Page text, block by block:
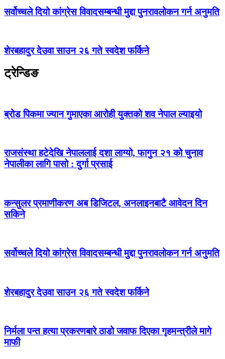
सर्वोच्चले दियो कांग्रेस विवादसम्बन्धी मुद्दा पुनरावलोकन गर्न अनुमति
शेरबहादुर देउवा साउन २६ गते स्वदेश फर्किने
ट्रेन्डिङ
ब्रोड पिकमा ज्यान गुमाएका आरोही युक्तको शव नेपाल ल्याइयो
राजसंस्था हटेदेखि नेपाललाई दशा लाग्यो, फागुन २१ को चुनाव
नेपालीका लागि पासो : दुर्गा प्रसाई
कन्सुलर प्रमाणीकरण अब डिजिटल, अनलाइनबाटै आवेदन दिन
सकिने
सर्वोच्चले दियो कांग्रेस विवादसम्बन्धी मुद्दा पुनरावलोकन गर्न अनुमति
शेरबहादुर देउवा साउन २६ गते स्वदेश फर्किने
निर्मला पन्त हत्या प्रकरणबारे ठाडो जवाफ दिएका गृहमन्त्रीले मागे
माफी